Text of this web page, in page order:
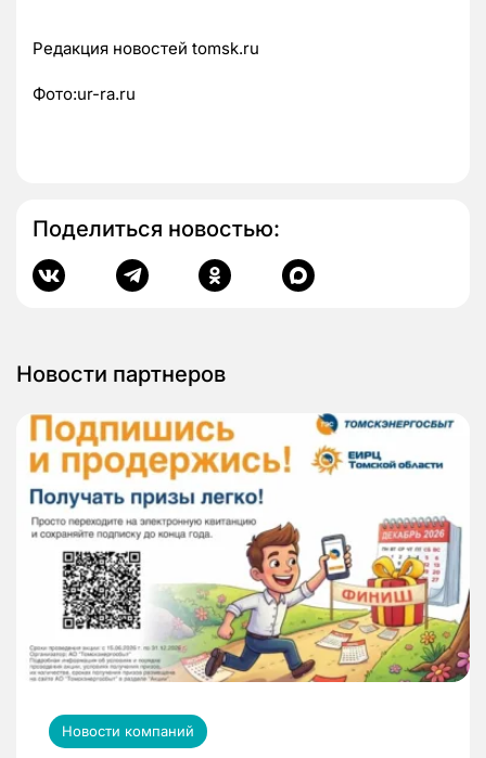
Редакция новостей tomsk.ru
Фото:ur-ra.ru
Поделиться новостью:
Новости партнеров
Новости компаний